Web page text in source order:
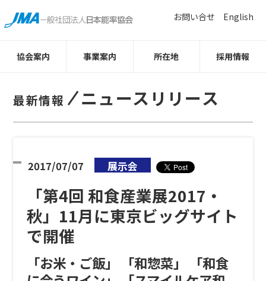
協会案内 事業案内 所在地 採用情報
お問い合せ English
最新情報 ニュースリリース
「第4回 和食産業展2017・
秋」11月に東京ビッグサイト
で開催
「お米・ご飯」 「和惣菜」 「和食
2017/07/07 展示会